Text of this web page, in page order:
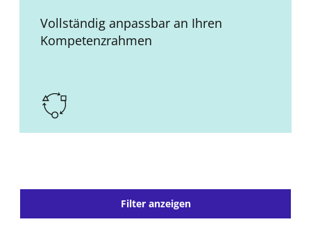
Vollständig anpassbar an Ihren
Kompetenzrahmen
Filter anzeigen